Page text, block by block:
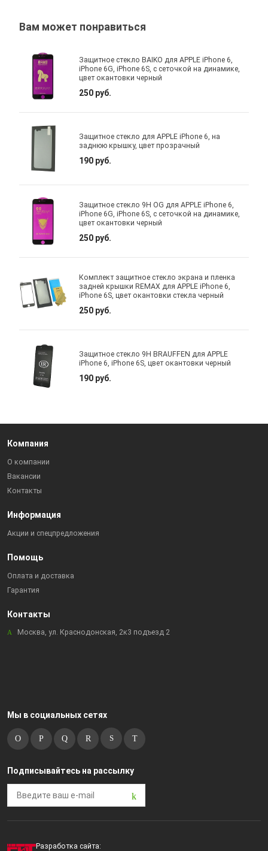
Вам может понравиться
Защитное стекло BAIKO для APPLE iPhone 6,
iPhone 6G, iPhone 6S, с сеточкой на динамике,
цвет окантовки черный
250 руб.
Защитное стекло для APPLE iPhone 6, на
заднюю крышку, цвет прозрачный
190 руб.
Защитное стекло 9H OG для APPLE iPhone 6,
iPhone 6G, iPhone 6S, с сеточкой на динамике,
цвет окантовки черный
250 руб.
Комплект защитное стекло экрана и пленка
задней крышки REMAX для APPLE iPhone 6,
iPhone 6S, цвет окантовки стекла черный
250 руб.
Защитное стекло 9H BRAUFFEN для APPLE
iPhone 6, iPhone 6S, цвет окантовки черный
190 руб.
Компания
О компании
Вакансии
Контакты
Информация
Акции и спецпредложения
Помощь
Оплата и доставка
Гарантия
Контакты
Москва, ул. Краснодонская, 2к3 подъезд 2
Мы в социальных сетях
Подписывайтесь на рассылку
Разработка сайта: